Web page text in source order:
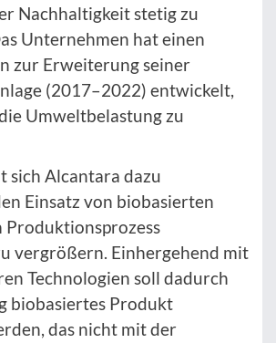
Nachhaltigkeit stetig zu
Unternehmen hat einen
zur Erweiterung seiner
(2017–2022) entwickelt,
Umweltbelastung zu
sich Alcantara dazu
Einsatz von biobasierten
Produktionsprozess
vergrößern. Einhergehend mit
Technologien soll dadurch
biobasiertes Produkt
das nicht mit der